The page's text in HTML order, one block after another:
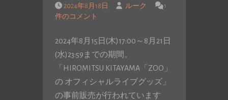
2024年8月18日 ルーク
1
件のコメント
2024年8月15日(木)17:00～8月21日
(水)23:59までの期間。
「HIROMITSU KITAYAMA「ZOO」
の オフィシャルライブグッズ」
の事前販売が行われています